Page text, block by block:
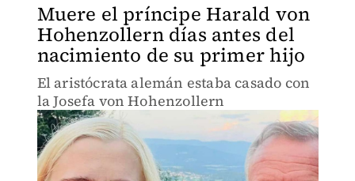
Muere el príncipe Harald von
Hohenzollern días antes del
nacimiento de su primer hijo
El aristócrata alemán estaba casado con
la Josefa von Hohenzollern